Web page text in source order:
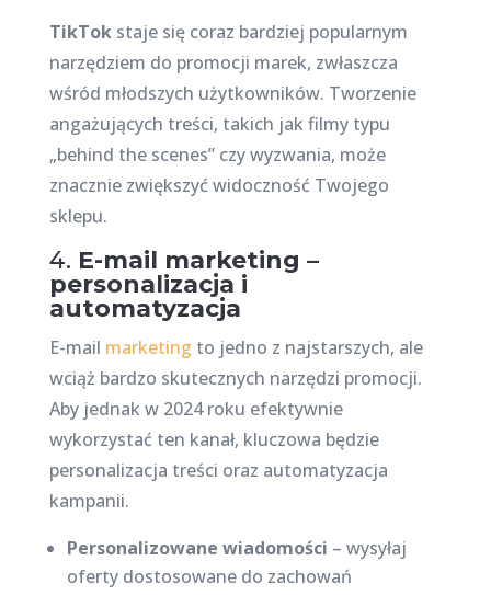
TikTokstaje się coraz bardziej popularnym
narzędziem do promocji marek, zwłaszcza
wśród młodszych użytkowników. Tworzenie
angażujących treści, takich jak filmy typu
„behind the scenes” czy wyzwania, może
znacznie zwiększyć widoczność Twojego
sklepu.
4. E-mail marketing –
personalizacja i
automatyzacja
E-mail marketing to jedno z najstarszych, ale
wciąż bardzo skutecznych narzędzi promocji.
Aby jednak w 2024 roku efektywnie
wykorzystać ten kanał, kluczowa będzie
personalizacja treści oraz automatyzacja
kampanii.
Personalizowane wiadomości – wysyłaj
oferty dostosowane do zachowań